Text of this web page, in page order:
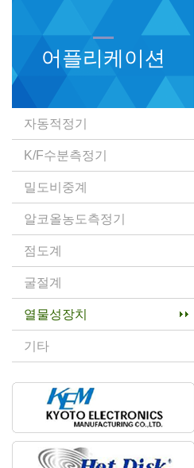
어플리케이션
자동적정기
K/F수분측정기
밀도비중계
알코올농도측정기
점도계
굴절계
열물성장치
기타